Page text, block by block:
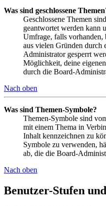
Was sind geschlossene
Geschlossene Themen
geantwortet werden kann
Umfrage, falls vorhanden,
aus vielen Gründen durch
Administrator gesperrt
Möglichkeit, deine
durch die Board-
Nach oben
Was sind Themen-Symbole?
Themen-Symbole sind
mit einem Thema in
Inhalt kennzeichnen zu
Symbole zu verwenden,
ab, die die Board-
Nach oben
Benutzer-Stufen